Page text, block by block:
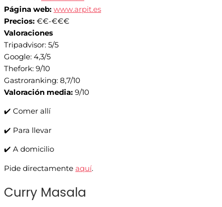
Página web: www.arpit.es
Precios: €€-€€€
Valoraciones
Tripadvisor: 5/5
Google: 4,3/5
Thefork: 9/10
Gastroranking: 8,7/10
Valoración media: 9/10
✔️ Comer allí
✔️ Para llevar
✔️ A domicilio
Pide directamente aquí.
Curry Masala